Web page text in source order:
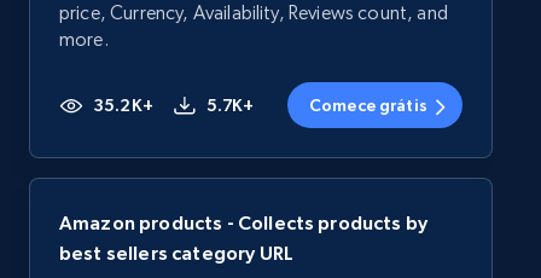
price, Currency, Availability, Reviews count, and
more.
35.2K+ 5.7K+ Comece grátis
Amazon products - Collects products by
best sellers category URL